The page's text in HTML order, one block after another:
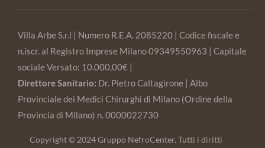
Villa Arbe S.r.l | Numero R.E.A. 2085220 | Codice fiscale e
n.iscr. al Registro Imprese Milano 09349550963 | Capitale
sociale Versato: 10.000,00€ |
Direttore Sanitario: Dr. Pietro Caltagirone | Albo
Provinciale dei Medici Chirurghi di Milano (Ordine della
Provincia di Milano) n. 0000022730
Copyright © 2024 Gruppo NefroCenter. Tutti i diritti